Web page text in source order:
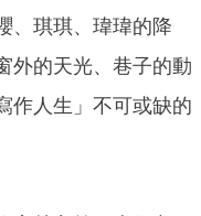
、琪琪、瑋瑋的降
外的天光、巷子的動
作人生」不可或缺的